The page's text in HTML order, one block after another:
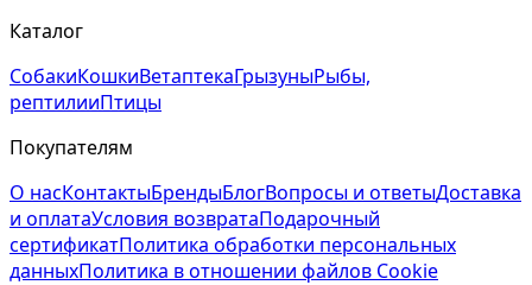
Каталог
СобакиКошкиВетаптекаГрызуныРыбы,
рептилииПтицы
Покупателям
О насКонтактыБрендыБлогВопросы и ответыДоставка
и оплатаУсловия возвратаПодарочный
сертификатПолитика обработки персональных
данныхПолитика в отношении файлов Cookie